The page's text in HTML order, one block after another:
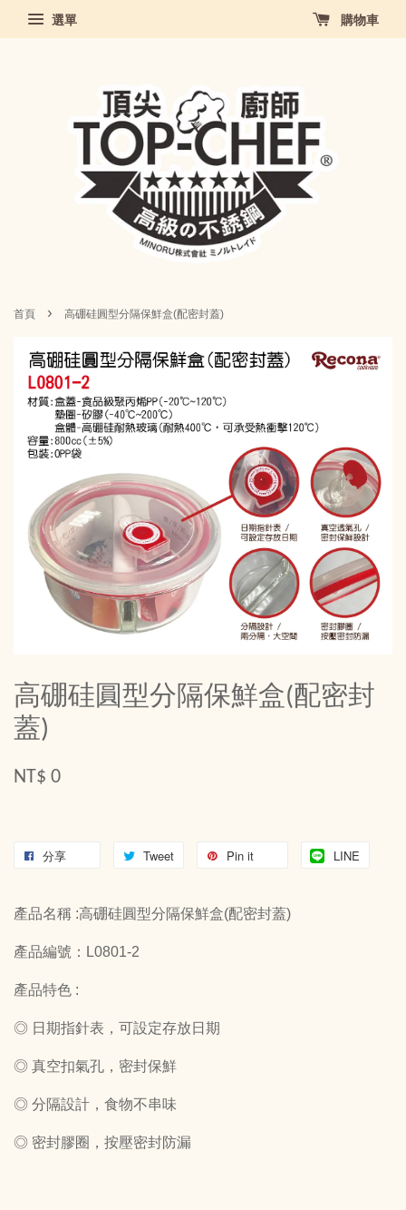
選單 購物車
首頁 › 高硼硅圓型分隔保鮮盒(配密封蓋)
高硼硅圓型分隔保鮮盒(配密封
蓋)
NT$ 0
分享 Tweet Pin it LINE
產品名稱 :高硼硅圓型分隔保鮮盒(配密封蓋)
產品編號：L0801-2
產品特色 :
◎ 日期指針表，可設定存放日期
◎ 真空扣氣孔，密封保鮮
◎ 分隔設計，食物不串味
◎ 密封膠圈，按壓密封防漏